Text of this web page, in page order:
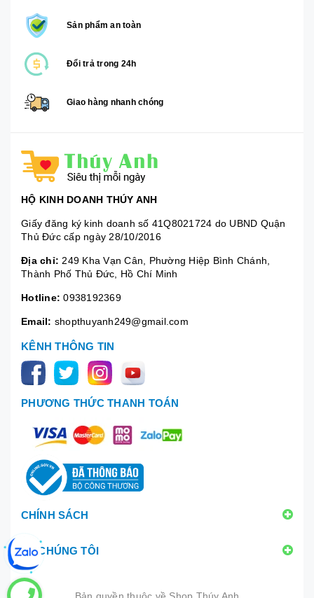
Sản phẩm an toàn
Đổi trả trong 24h
Giao hàng nhanh chóng
HỘ KINH DOANH THÚY ANH
Giấy đăng ký kinh doanh số 41Q8021724 do UBND Quận
Thủ Đức cấp ngày 28/10/2016
Địa chỉ: 249 Kha Vạn Cân, Phường Hiệp Bình Chánh,
Thành Phố Thủ Đức, Hồ Chí Minh
Hotline: 0938192369
Email: shopthuyanh249@gmail.com
KÊNH THÔNG TIN
PHƯƠNG THỨC THANH TOÁN
CHÍNH SÁCH
VỀ CHÚNG TÔI
Bản quyền thuộc về Shop Thúy Anh